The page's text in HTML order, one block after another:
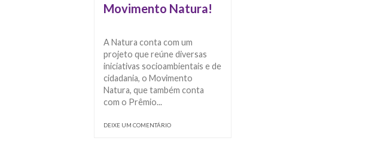
Movimento Natura!
A Natura conta com um
projeto que reúne diversas
iniciativas socioambientais e de
cidadania, o Movimento
Natura, que também conta
com o Prêmio...
DEIXE UM COMENTÁRIO